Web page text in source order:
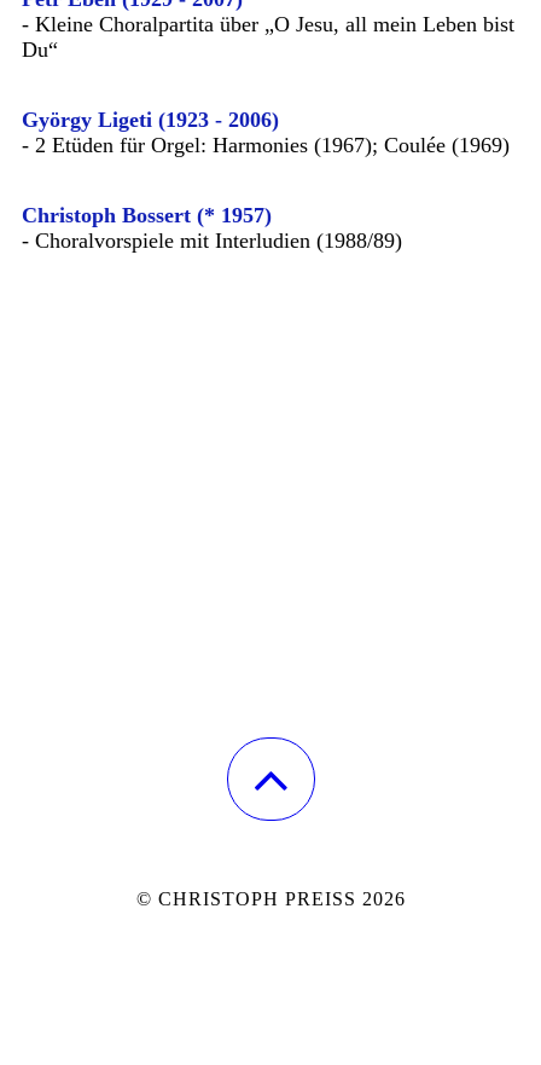
- Kleine Choralpartita über „O Jesu, all mein Leben bist
Du“
György Ligeti (1923 - 2006)
- 2 Etüden für Orgel: Harmonies (1967); Coulée (1969)
Christoph Bossert (* 1957)
- Choralvorspiele mit Interludien (1988/89)
© CHRISTOPH PREISS 2026